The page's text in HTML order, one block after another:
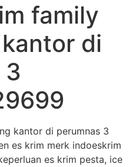
family
di
3
kantor di perumnas 3
es krim merk indoeskrim
es krim pesta, ice